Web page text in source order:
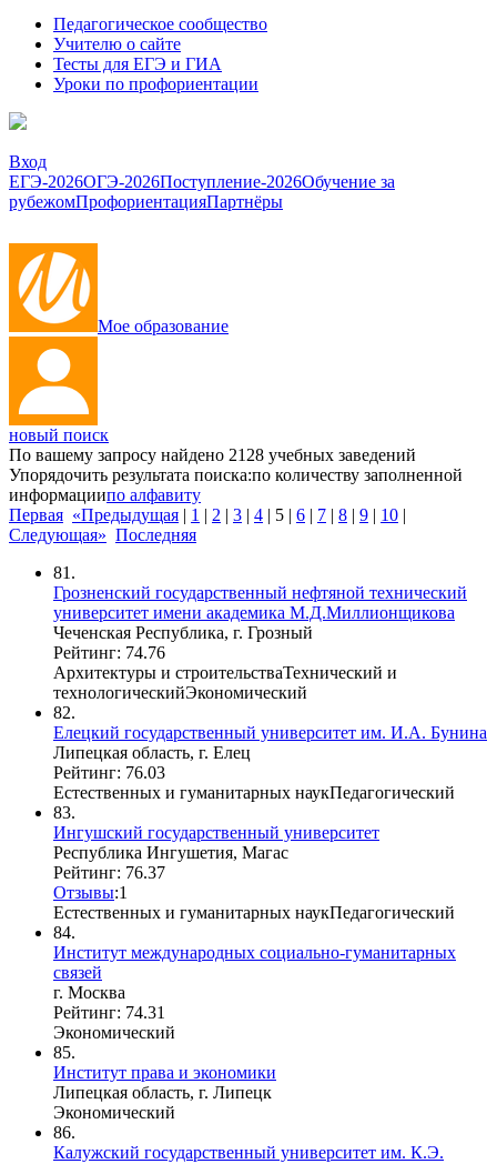
Педагогическое сообщество
Учителю о сайте
Тесты для ЕГЭ и ГИА
Уроки по профориентации
Вход
ЕГЭ-2026ОГЭ-2026Поступление-2026Обучение за
рубежомПрофориентацияПартнёры
Мое образование
новый поиск
По вашему запросу найдено 2128 учебных заведений
Упорядочить результата поиска:по количеству заполненной
информациипо алфавиту
Первая «Предыдущая | 1 | 2 | 3 | 4 | 5 | 6 | 7 | 8 | 9 | 10 |
Следующая» Последняя
81.
Грозненский государственный нефтяной технический
университет имени академика М.Д.Миллионщикова
Чеченская Республика, г. Грозный
Рейтинг: 74.76
Архитектуры и строительстваТехнический и
технологическийЭкономический
82.
Елецкий государственный университет им. И.А. Бунина
Липецкая область, г. Елец
Рейтинг: 76.03
Естественных и гуманитарных наукПедагогический
83.
Ингушский государственный университет
Республика Ингушетия, Магас
Рейтинг: 76.37
Отзывы:1
Естественных и гуманитарных наукПедагогический
84.
Институт международных социально-гуманитарных
связей
г. Москва
Рейтинг: 74.31
Экономический
85.
Институт права и экономики
Липецкая область, г. Липецк
Экономический
86.
Калужский государственный университет им. К.Э.